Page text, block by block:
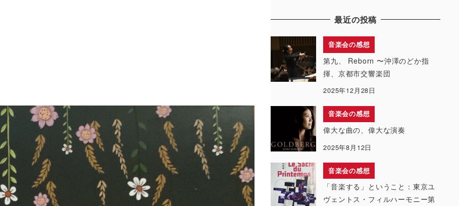
最近の投稿
音楽会の感想
第九、 Reborn 〜沖澤のどか指
揮、京都市交響楽団
2025年12月28日
音楽会の感想
偉大な曲の、偉大な演奏
2025年8月12日
音楽会の感想
「音楽する」ということ：東京ユ
ヴェントス・フィルハーモニー第